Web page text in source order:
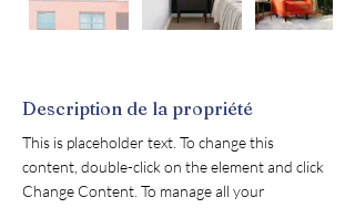
Description de la propriété
This is placeholder text. To change this
content, double-click on the element and click
Change Content. To manage all your